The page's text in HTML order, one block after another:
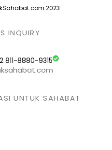
2023
INQUIRY
811-8880-9315
UNTUK SAHABAT